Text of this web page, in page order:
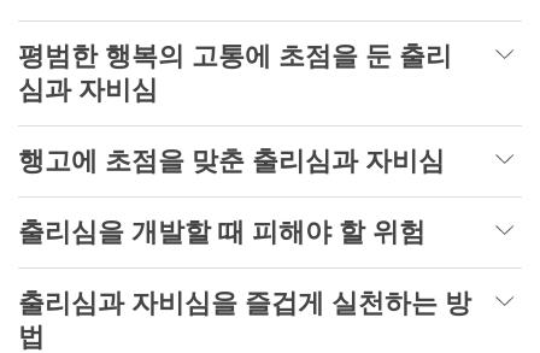
평범한 행복의 고통에 초점을 둔 출리
심과 자비심
행고에 초점을 맞춘 출리심과 자비심
출리심을 개발할 때 피해야 할 위험
출리심과 자비심을 즐겁게 실천하는 방
법